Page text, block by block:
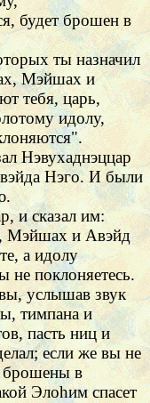
будет брошен в
ты назначил
Мэйшах и
тебя, царь,
идолу,
Нэвухаднэццар
Нэго. И были
и сказал им:
Мэйшах и Авэйд
а идолу
не поклоняетесь.
услышав звук
тимпана и
пасть ниц и
если же вы не
брошены в
Элоhим спасет